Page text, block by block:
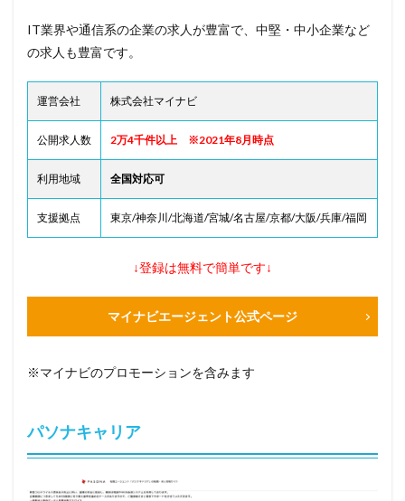
IT業界や通信系の企業の求人が豊富で、中堅・中小企業など
の求人も豊富です。
運営会社 株式会社マイナビ
公開求人数 2万4千件以上 ※2021年8月時点
利用地域 全国対応可
支援拠点 東京/神奈川/北海道/宮城/名古屋/京都/大阪/兵庫/福岡
↓登録は無料で簡単です↓
マイナビエージェント公式ページ
※マイナビのプロモーションを含みます
パソナキャリア